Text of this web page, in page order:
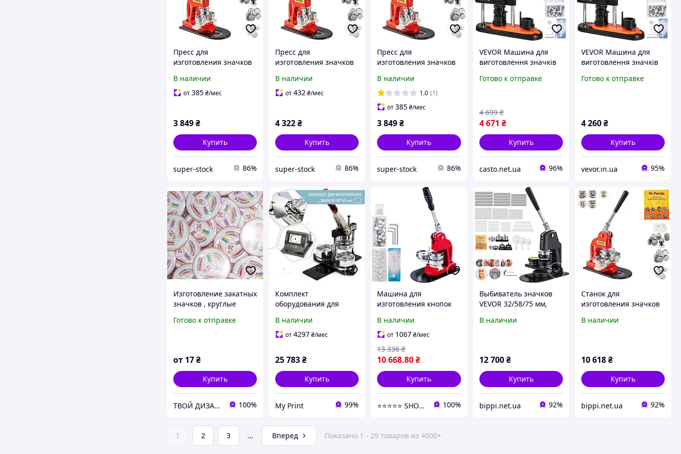
Пресс для
изготовления значков
Red Б/В
В наличии
от385₴/мес
3 849₴
Купить
super-stock 86%
Пресс для
изготовления значков
Red Б/В
В наличии
от432₴/мес
4 322₴
Купить
super-stock 86%
Пресс для
изготовления значков
Red
В наличии
1.0 (1)
от385₴/мес
3 849₴
Купить
super-stock 86%
VEVOR Машина для
виготовлення значків
виготовлення значків,
Готово к отправке
4 671 ₴
4 699 ₴
Купить
casto.net.ua 96%
VEVOR Машина для
виготовлення значків
виготовлення значків,
Готово к отправке
4 260₴
Купить
vevor.in.ua 95%
Изготовление закатных
значков , круглые
Готово к отправке
от 17₴
Купить
ТВОЙ ДИЗАЙН 100%
Комплект
оборудования для
60*40 мм (7051)
В наличии
от4297₴/мес
25 783₴
Купить
My Print 99%
Машина для
изготовления кнопок
для значков, пресс для
значков с 500 деталей
В наличии
от 1067₴/мес
10 668.80₴
13 336 ₴
Купить
⭐️⭐️⭐️⭐️⭐️ SHOPPEEE 100%
Выбиватель значков
VEVOR 32/58/75 мм,
изготовления значков
резаком, книгой 909236
В наличии
12 700 ₴
Купить
bippi.net.ua 92%
Станок для
изготовления значков
пробойников для
изготовления значков
своими
В наличии
10 618₴
Купить
bippi.net.ua 92%
1 2 3 ... Вперед Показано 1 - 29 товаров из 4000+